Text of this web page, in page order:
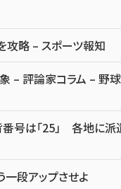
攻略 – スポーツ報知
– 評論家コラム – 野球
号は「25」 各地に派
段アップさせよ